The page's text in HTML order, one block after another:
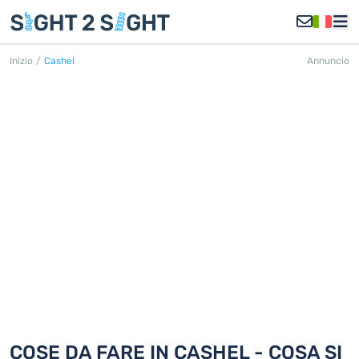
Inizio / Cashel Annuncio
COSE DA FARE IN CASHEL - COSA SI